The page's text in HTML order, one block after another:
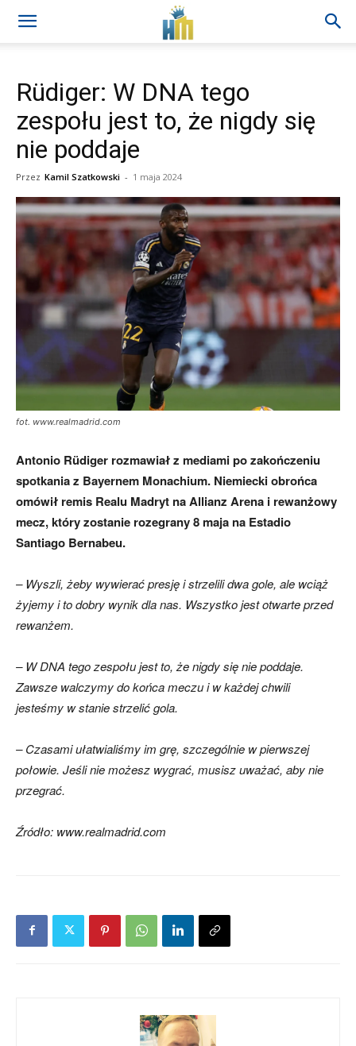
Rüdiger: W DNA tego
zespołu jest to, że nigdy się
nie poddaje
Przez Kamil Szatkowski - 1 maja 2024
fot. www.realmadrid.com
Antonio Rüdiger rozmawiał z mediami po zakończeniu
spotkania z Bayernem Monachium. Niemiecki obrońca
omówił remis Realu Madryt na Allianz Arena i rewanżowy
mecz, który zostanie rozegrany 8 maja na Estadio
Santiago Bernabeu.
– Wyszli, żeby wywierać presję i strzelili dwa gole, ale wciąż
żyjemy i to dobry wynik dla nas. Wszystko jest otwarte przed
rewanżem.
– W DNA tego zespołu jest to, że nigdy się nie poddaje.
Zawsze walczymy do końca meczu i w każdej chwili
jesteśmy w stanie strzelić gola.
– Czasami ułatwialiśmy im grę, szczególnie w pierwszej
połowie. Jeśli nie możesz wygrać, musisz uważać, aby nie
przegrać.
Źródło: www.realmadrid.com